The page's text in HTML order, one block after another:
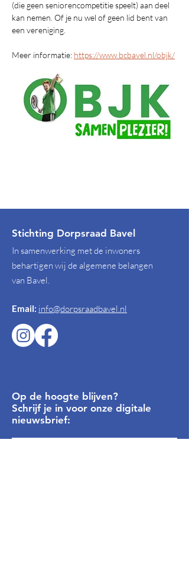
(die geen seniorencompetitie speelt) aan deel
kan nemen. Of je nu wel of geen lid bent van
een vereniging.
Meer informatie: https://www.bcbavel.nl/objk/
Stichting Dorpsraad Bavel
In samenwerking met de inwoners
behartigen wij de algemene belangen
van Bavel.
Email: info@dorpsraadbavel.nl
Op de hoogte blijven?
Schrijf je in voor onze digitale
nieuwsbrief: